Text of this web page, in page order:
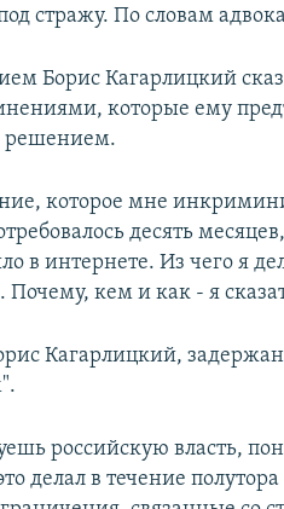
стражу. По словам
Борис Кагарлицкий
которые ему
решением.
которое мне
десять
в интернете. Из чего я
кем и как - я
Кагарлицкий,
российскую власть,
делал в течение